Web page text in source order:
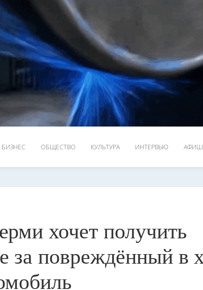
ОБЩЕСТВО КУЛЬТУРА ИНТЕРВЬЮ
хочет получить
за повреждённый в